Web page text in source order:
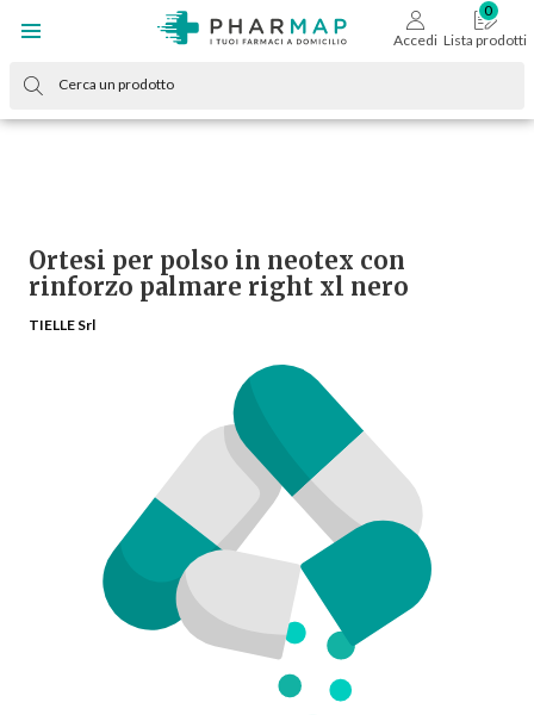
Accedi Lista prodotti
Ortesi per polso in neotex con
rinforzo palmare right xl nero
TIELLE Srl